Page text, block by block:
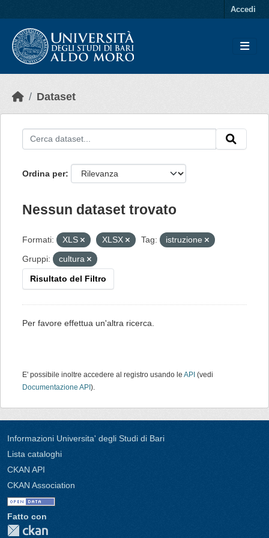
Accedi
Dataset
Ordina per
Nessun dataset trovato
Formati: XLS XLSX Tag:
istruzione
Gruppi:
cultura
Risultato del Filtro
Per favore effettua un'altra ricerca.
E' possibile inoltre accedere al registro usando le API (vedi
Documentazione API ).
Informazioni Universita' degli Studi di Bari
Lista cataloghi
CKAN API
CKAN Association
Fatto con